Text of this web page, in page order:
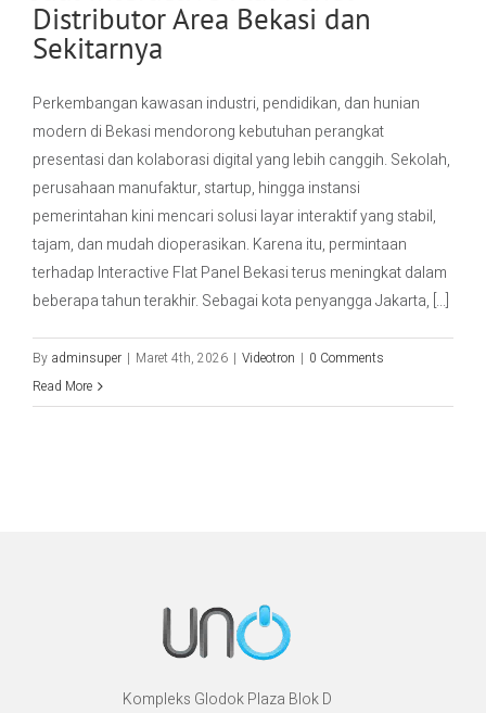
Project
Distributor Area Bekasi dan
Sekitarnya
Perkembangan kawasan industri, pendidikan, dan hunian
modern di Bekasi mendorong kebutuhan perangkat
presentasi dan kolaborasi digital yang lebih canggih. Sekolah,
perusahaan manufaktur, startup, hingga instansi
pemerintahan kini mencari solusi layar interaktif yang stabil,
tajam, dan mudah dioperasikan. Karena itu, permintaan
terhadap Interactive Flat Panel Bekasi terus meningkat dalam
beberapa tahun terakhir. Sebagai kota penyangga Jakarta, [...]
By adminsuper | Maret 4th, 2026 | Videotron | 0 Comments
Read More
Kompleks Glodok Plaza Blok D